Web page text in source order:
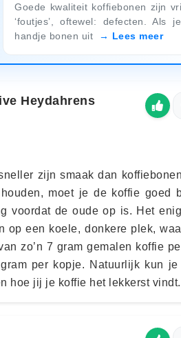
Goede kwaliteit koffiebonen zijn
‘foutjes’, oftewel: defecten. Als
handje bonen uit
Lees meer
Heydahrens
zijn smaak dan
moet je de koffie goed
voordat de oude op is. Het
op een koele, donkere plek,
zo’n 7 gram gemalen koffie
per kopje. Natuurlijk kun
hoe jij je koffie het lekkerst vindt.